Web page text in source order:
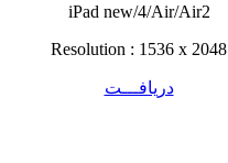
iPad new/4/Air/Air2
Resolution : 1536 x 2048
دریافـــت